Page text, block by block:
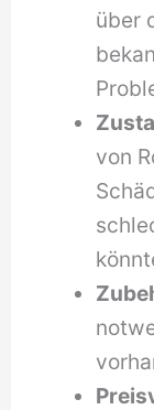
über
von